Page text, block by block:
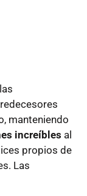
manteniendo
increíbles al
propios de
Las